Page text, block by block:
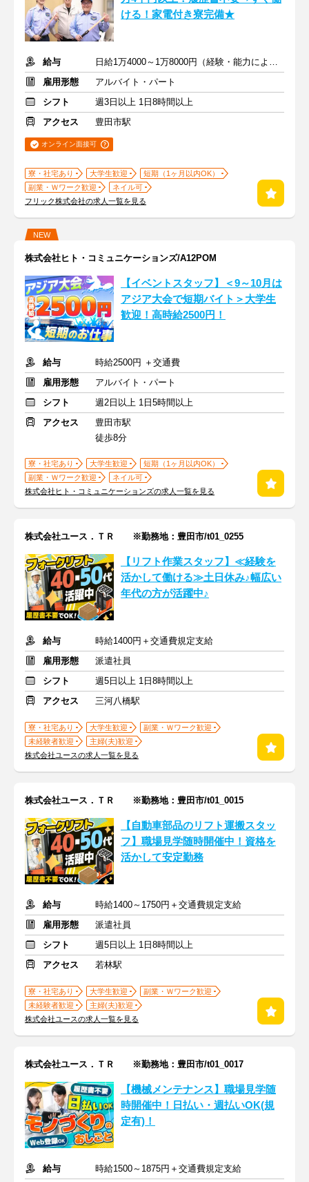
ける！家電付き寮完備★
給与
日給1万4000～1万8000円（経験・能力による）
雇用形態
アルバイト・パート
シフト
週3日以上 1日8時間以上
アクセス
豊田市駅
オンライン面接可
寮・社宅あり 大学生歓迎
短期（1ヶ月以内OK）
副業・Ｗワーク歓迎
ネイル可
フリック株式会社の求人一覧を見る
NEW
株式会社ヒト・コミュニケーションズ/A12POM
【イベントスタッフ】＜9～10月は
アジア大会で短期バイト＞大学生
歓迎！高時給2500円！
給与
時給2500円 ＋交通費
雇用形態
アルバイト・パート
シフト
週2日以上 1日5時間以上
アクセス
豊田市駅
徒歩8分
寮・社宅あり 大学生歓迎
短期（1ヶ月以内OK）
副業・Ｗワーク歓迎
ネイル可
株式会社ヒト・コミュニケーションズの求人一覧を見る
株式会社ユース．ＴＲ ※勤務地：豊田市/t01_0255
【リフト作業スタッフ】≪経験を
活かして働ける≫土日休み♪幅広い
年代の方が活躍中♪
給与
時給1400円＋交通費規定支給
雇用形態
派遣社員
シフト
週5日以上 1日8時間以上
アクセス
三河八橋駅
寮・社宅あり 大学生歓迎
副業・Ｗワーク歓迎
未経験者歓迎
主婦(夫)歓迎
株式会社ユースの求人一覧を見る
株式会社ユース．ＴＲ ※勤務地：豊田市/t01_0015
【自動車部品のリフト運搬スタッ
フ】職場見学随時開催中！資格を
活かして安定勤務
給与
時給1400～1750円＋交通費規定支給
雇用形態
派遣社員
シフト
週5日以上 1日8時間以上
アクセス
若林駅
寮・社宅あり 大学生歓迎
副業・Ｗワーク歓迎
未経験者歓迎
主婦(夫)歓迎
株式会社ユースの求人一覧を見る
株式会社ユース．ＴＲ ※勤務地：豊田市/t01_0017
【機械メンテナンス】職場見学随
時開催中！日払い・週払いOK(規
定有)！
給与 時給1500～1875円＋交通費規定支給